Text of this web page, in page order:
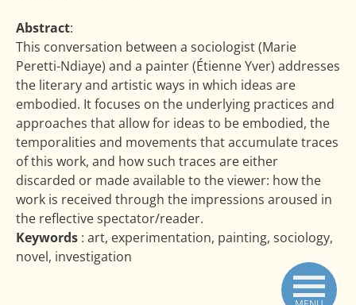
Abstract:
This conversation between a sociologist (Marie
Peretti-Ndiaye) and a painter (Étienne Yver) addresses
the literary and artistic ways in which ideas are
embodied. It focuses on the underlying practices and
approaches that allow for ideas to be embodied, the
temporalities and movements that accumulate traces
of this work, and how such traces are either
discarded or made available to the viewer: how the
work is received through the impressions aroused in
the reflective spectator/reader.
Keywords : art, experimentation, painting, sociology,
novel, investigation